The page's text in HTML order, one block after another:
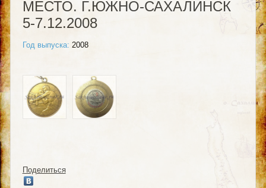
МЕСТО. Г.ЮЖНО-САХАЛИНСК
5-7.12.2008
Год выпуска: 2008
Поделиться